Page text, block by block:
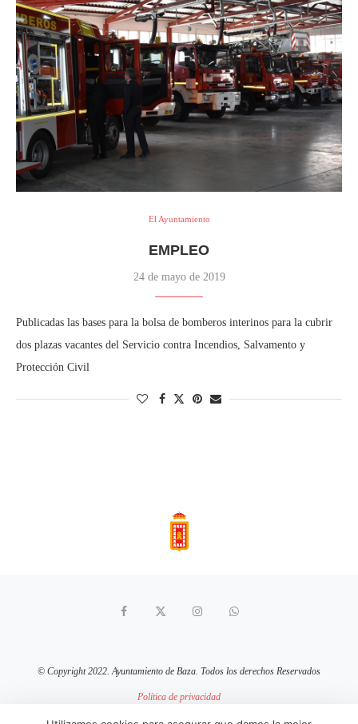
El Ayuntamiento
EMPLEO
24 de mayo de 2019
Publicadas las bases para la bolsa de bomberos interinos para la cubrir
dos plazas vacantes del Servicio contra Incendios, Salvamento y
Protección Civil
© Copyright 2022. Ayuntamiento de Baza. Todos los derechos Reservados
Política de privacidad